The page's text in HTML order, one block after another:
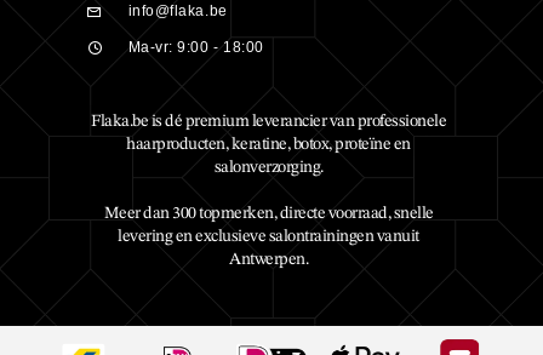
info@flaka.be
Ma-vr: 9:00 - 18:00
Flaka.be is dé premium leverancier van professionele
haarproducten, keratine, botox, proteïne en
salonverzorging.
Meer dan 300 topmerken, directe voorraad, snelle
levering en exclusieve salontrainingen vanuit
Antwerpen.